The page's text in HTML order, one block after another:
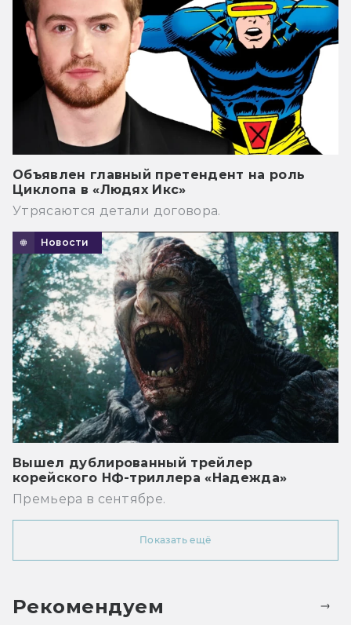
Объявлен главный претендент на роль
Циклопа в «Людях Икс»
Утрясаются детали договора.
Новости
Вышел дублированный трейлер
корейского НФ-триллера «Надежда»
Премьера в сентябре.
Показать ещё
Рекомендуем